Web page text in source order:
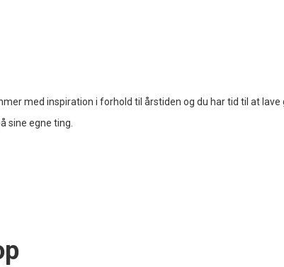
med inspiration i forhold til årstiden og du har tid til at lave
sine egne ting.